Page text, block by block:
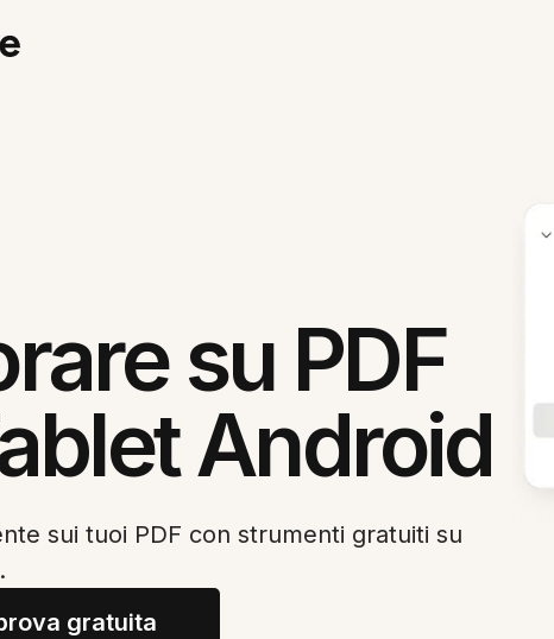
su PDF
Android
sui tuoi PDF con strumenti gratuiti su
gratuita